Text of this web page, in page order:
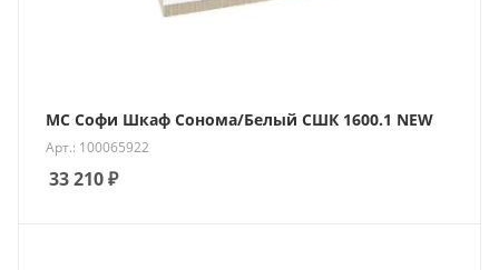
МС Софи Шкаф Сонома/Белый СШК 1600.1 NEW
Арт.: 100065922
33 210₽